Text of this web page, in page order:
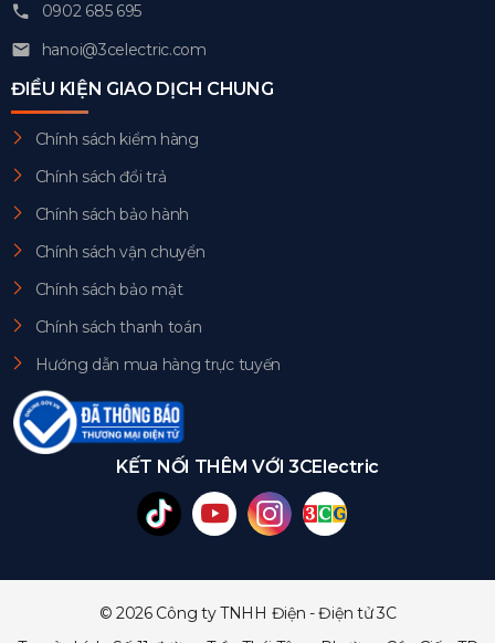
0902 685 695
hanoi@3celectric.com
ĐIỀU KIỆN GIAO DỊCH CHUNG
Chính sách kiểm hàng
Chính sách đổi trả
Chính sách bảo hành
Chính sách vận chuyển
Chính sách bảo mật
Chính sách thanh toán
Hướng dẫn mua hàng trực tuyến
KẾT NỐI THÊM VỚI 3CElectric
© 2026 Công ty TNHH Điện - Điện tử 3C